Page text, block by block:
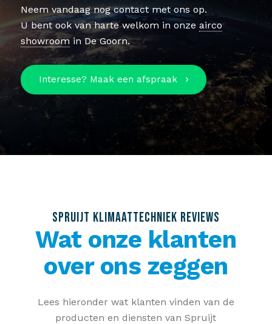
Neem vandaag nog contact met ons op.
U bent ook van harte welkom in onze airco
showroomin De Goorn.
Interesse? Maak een afspraak
SPRUIJT KLIMAATTECHNIEK REVIEWS
Wat onze klanten
over ons zeggen
Lees hieronder wat klanten vinden van de
producten en diensten van Spruijt